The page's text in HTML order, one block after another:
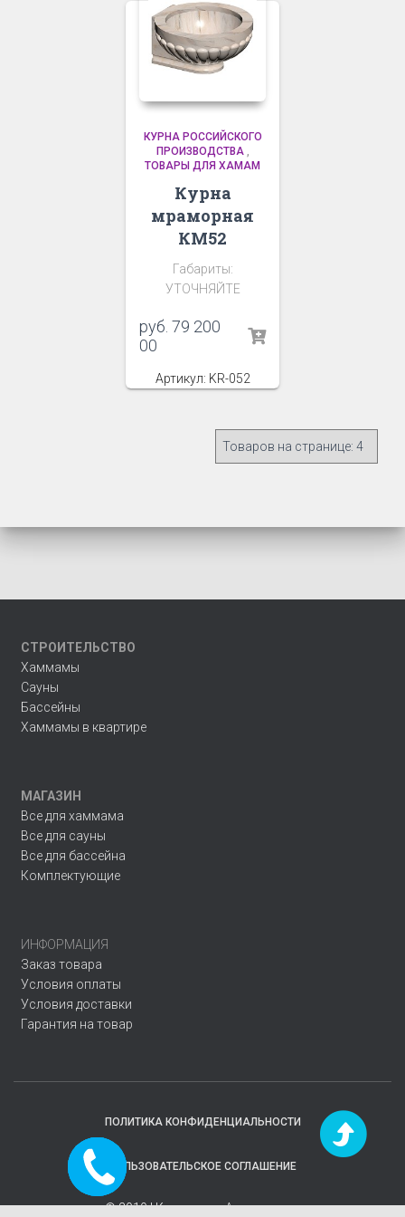
КУРНА РОССИЙСКОГО
ПРОИЗВОДСТВА,
ТОВАРЫ ДЛЯ ХАМАМ
Курна
мраморная
КМ52
Габариты:
УТОЧНЯЙТЕ
руб. 79 200
00
Артикул: KR-052
СТРОИТЕЛЬСТВО
Хаммамы
Сауны
Бассейны
Хаммамы в квартире
МАГАЗИН
Все для хаммама
Все для сауны
Все для бассейна
Комплектующие
ИНФОРМАЦИЯ
Заказ товара
Условия оплаты
Условия доставки
Гарантия на товар
ПОЛИТИКА КОНФИДЕНЦИАЛЬНОСТИ
ПОЛЬЗОВАТЕЛЬСКОЕ СОГЛАШЕНИЕ
© 2019 | Компания«Аквавектор»
Заказать
звонок